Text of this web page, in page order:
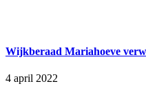
Wijkberaad Mariahoeve
4 april 2022